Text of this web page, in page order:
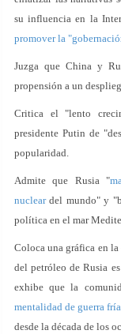
su influencia en la
promover la
Juzga que China y
propensión a un
Critica el "lento
presidente Putin de
popularidad.
Admite que Rusia "
nucleardel mundo" y
política en el mar
Coloca una gráfica en
del petróleo de Rusia
exhibe que la
mentalidad de guerra fría
desde la década de los